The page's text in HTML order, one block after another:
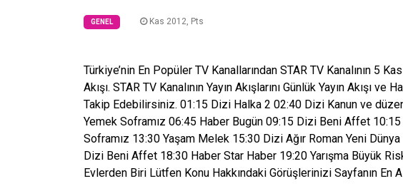
GENEL Kas 2012, Pts
Türkiye’nin En Popüler TV Kanallarından STAR TV Kanalının 5
Akışı. STAR TV Kanalının Yayın Akışlarını Günlük Yayın Akışı
Takip Edebilirsiniz. 01:15 Dizi Halka 2 02:40 Dizi Kanun ve
Yemek Soframız 06:45 Haber Bugün 09:15 Dizi Beni Affet
Soframız 13:30 Yaşam Melek 15:30 Dizi Ağır Roman Yeni
Dizi Beni Affet 18:30 Haber Star Haber 19:20 Yarışma Büyük
Evlerden Biri Lütfen Konu Hakkındaki Görüşlerinizi Sayfanın En